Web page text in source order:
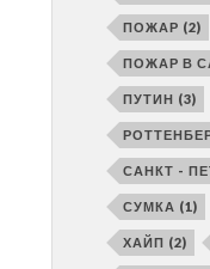
ПОЖАР (2)
ПОЖАР В
ПУТИН (3)
САНКТ -
СУМКА (1)
ХАЙП (2)